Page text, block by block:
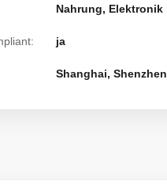
Nahrung, Elektronik
ja
Shanghai, Shenzhen